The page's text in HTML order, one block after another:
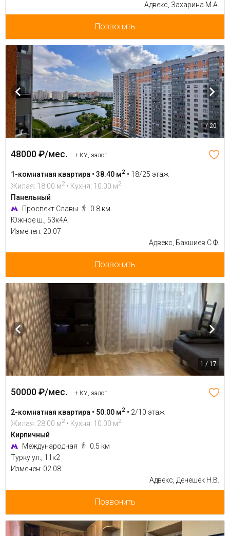
Адвекс, Захарина М.А.
Позвонить
1 / 20
48000 ₽/мес. + КУ, залог
1-комнатная квартира • 38.40 м2 • 18/25 этаж
Жилая: 18.00 м2 • Кухня: 10.00 м2
Панельный
Проспект Славы
0.8 км
Южное ш., 53к4А
Изменен: 20.07
Адвекс, Бахшиев С.Ф.
Позвонить
1 / 17
50000 ₽/мес. + КУ, залог
2-комнатная квартира • 50.00 м2 • 2/10 этаж
Жилая: 28.00 м2 • Кухня: 10.00 м2
Кирпичный
Международная
0.5 км
Турку ул., 11к2
Изменен: 02.08
Адвекс, Денешек Н.В.
Позвонить